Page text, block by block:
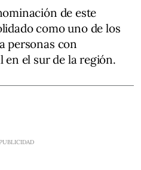
de este
como uno de los
personas con
en el sur de la región.